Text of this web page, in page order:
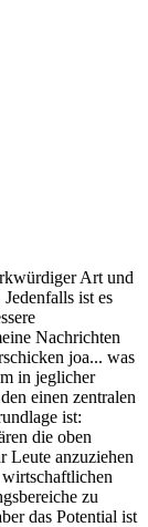
Art und
ist es
Nachrichten
joa... was
in jeglicher
einen zentralen
ist:
die oben
Leute anzuziehen
zu
das Potential ist